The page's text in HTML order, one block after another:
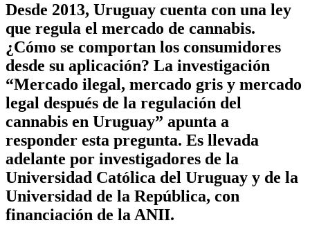
Desde 2013, Uruguay cuenta con una ley
que regula el mercado de cannabis.
¿Cómo se comportan los consumidores
desde su aplicación? La investigación
“Mercado ilegal, mercado gris y mercado
legal después de la regulación del
cannabis en Uruguay” apunta a
responder esta pregunta. Es llevada
adelante por investigadores de la
Universidad Católica del Uruguay y de la
Universidad de la República, con
financiación de la ANII.